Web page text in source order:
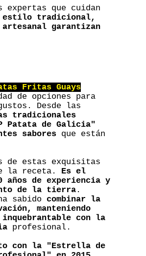
que cuidan
estilo tradicional,
garantizan
Fritas Guays
de opciones para
Desde las
tradicionales
Patata de Galicia"
sabores que están
de estas exquisitas
la receta. Es el
años de experiencia y
de la tierra .
sabido combinar la
manteniendo
inquebrantable con la
profesional.
con la "Estrella de